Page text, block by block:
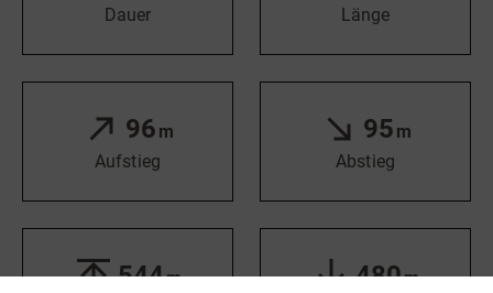
Dauer
Länge
96m
Aufstieg
95m
Abstieg
544m
480m